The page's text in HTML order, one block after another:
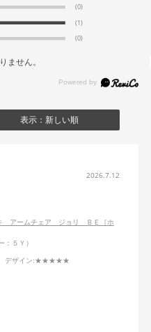
(0)
(1)
(0)
ません。
表示：新しい順
2026.7.12
アームチェア ジョリ ＢＥ［ホ
：５Ｙ）
デザイン:★★★★★